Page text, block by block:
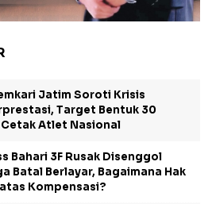
Jatim Soroti Krisis
Target Bentuk 30
Atlet Nasional
Bahari 3F Rusak Disenggol
Batal Berlayar, Bagaimana Hak
Kompensasi?